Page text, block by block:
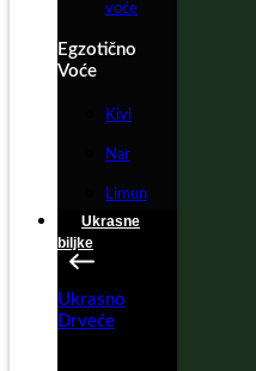
voće
Egzotično
Voće
Kivi
Nar
Limun
Ukrasne
biljke
Ukrasno
Drveće